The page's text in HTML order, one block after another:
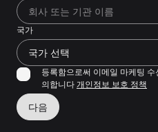
국가
국가 선택
등록함으로써 이메일 마케팅
의합니다 개인정보 보호 정책
다음